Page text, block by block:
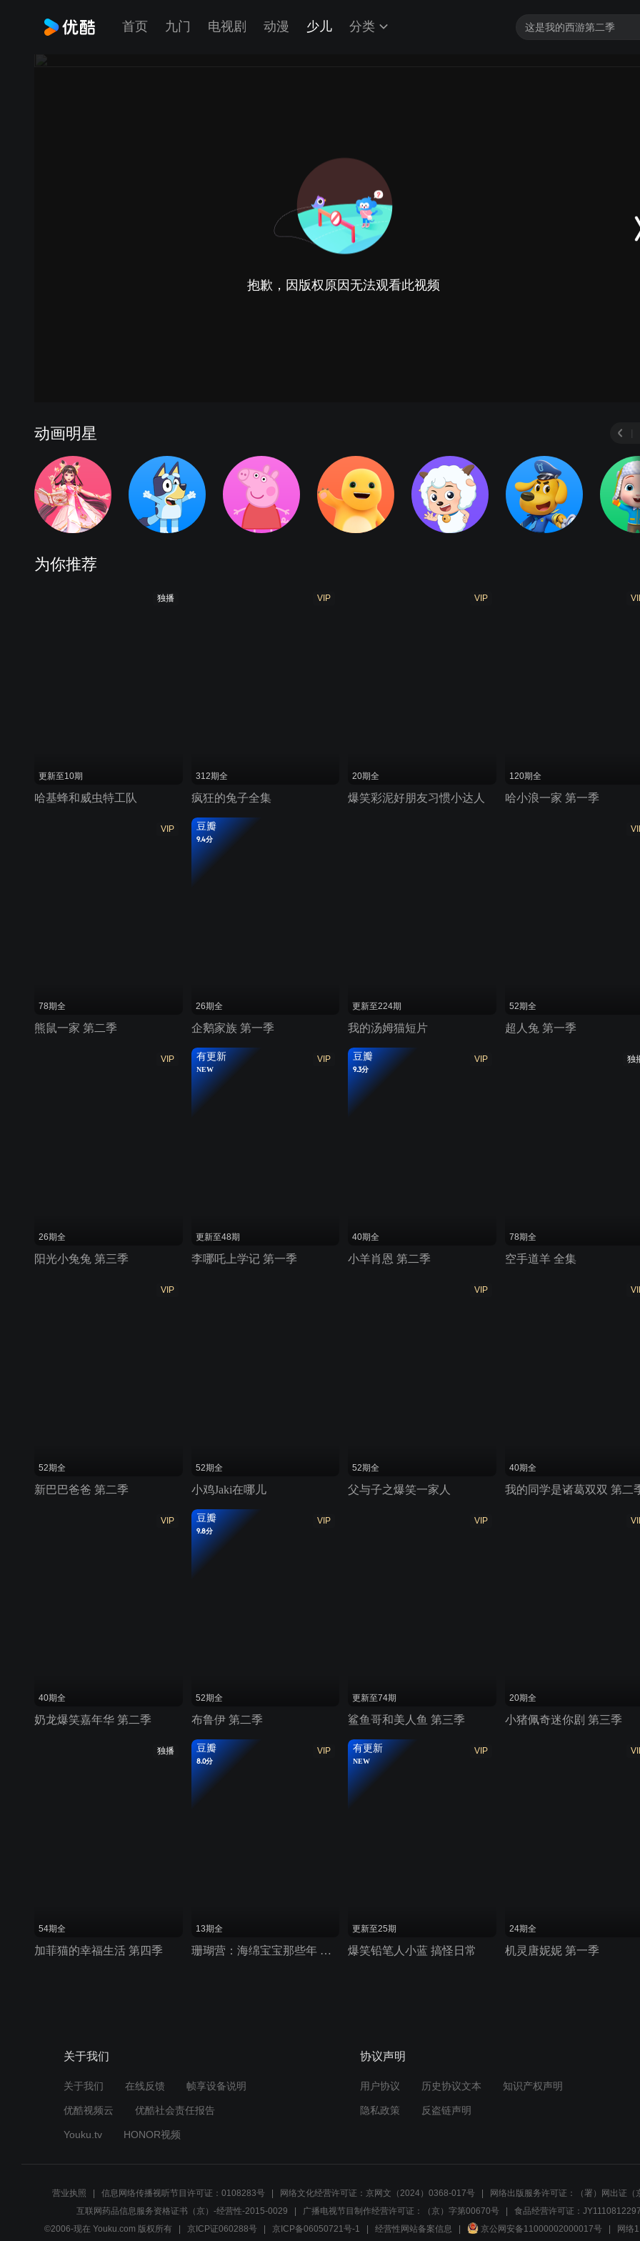
首页 九门 电视剧 动漫 少儿 分类
抱歉，因版权原因无法观看此视频
动画明星
为你推荐
独播
更新至10期
哈基蜂和威虫特工队
VIP
312期全
疯狂的兔子全集
VIP
20期全
爆笑彩泥好朋友习惯小达人
120期全
哈小浪一家 第一季
VIP
78期全
熊鼠一家 第二季
豆瓣
9.4分
26期全
企鹅家族 第一季
更新至224期
我的汤姆猫短片
52期全
超人兔 第一季
VIP
26期全
阳光小兔兔 第三季
VIP
有更新
NEW
更新至48期
李哪吒上学记 第一季
VIP
豆瓣
9.3分
40期全
小羊肖恩 第二季
独
78期全
空手道羊 全集
VIP
52期全
新巴巴爸爸 第二季
52期全
小鸡Jaki在哪儿
VIP
52期全
父与子之爆笑一家人
40期全
我的同学是诸葛双双 第二
VIP
40期全
奶龙爆笑嘉年华 第二季
VIP
豆瓣
9.8分
52期全
布鲁伊 第二季
VIP
更新至74期
鲨鱼哥和美人鱼 第三季
20期全
小猪佩奇迷你剧 第三季
独播
54期全
加菲猫的幸福生活 第四季
VIP
豆瓣
8.0分
13期全
珊瑚营：海绵宝宝那些年 第一季
VIP
有更新
NEW
更新至25期
爆笑铅笔人小蓝 搞怪日常
24期全
机灵唐妮妮 第一季
关于我们
关于我们 在线反馈 帧享设备说明
优酷视频云 优酷社会责任报告
Youku.tv HONOR视频
协议声明
用户协议 历史协议文本 知识产权声明
隐私政策 反盗链声明
营业执照 信息网络传播视听节目许可证：0108283号 网络文化经营许可证：京网文（2024）0368-017号
网络出版服务许可证：（署）网出证（
互联网药品信息服务资格证书（京）-经营性-2015-0029
广播电视节目制作经营许可证：（京）字第00670号
食品经营许可证：
©2006-现在 Youku.com 版权所有
京ICP证060288号 京ICP备06050721号-1 经营性网站备案信息 京公网安备11000002000017号 网络